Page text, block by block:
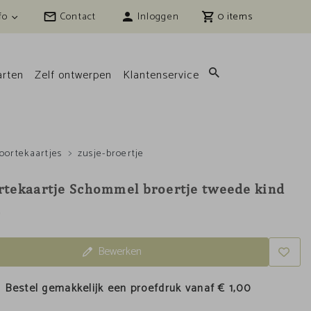
Contact Inloggen 0
Zelf ontwerpen Klantenservice
zusje-broertje
Schommel broertje tweede kind
Bewerken
Bestel gemakkelijk een proefdruk vanaf€ 1,00